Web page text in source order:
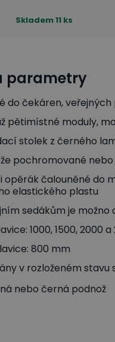
Skladem11 ks
parametry
do čekáren,
pětimístné moduly,
stolek z černého
pochromované
opěrák čalouněné do
elastického plastu
sedákům je
1000, 1500, 2000
800 mm
v rozloženém
nebo černá podnož